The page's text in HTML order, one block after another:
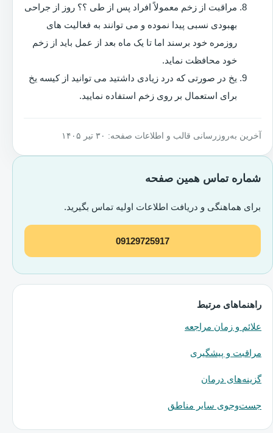
مراقبت از زخم معمولاً افراد پس از طی ؟؟ روز از جراحی
بهبودی نسبی پیدا نموده و می توانند به فعالیت های
روزمره خود برسند اما تا یک ماه بعد از عمل باید از زخم
خود محافظت نماید.
یخ در صورتی که درد زیادی داشتید می توانید از کیسه یخ
برای استعمال بر روی زخم استفاده نمایید.
آخرین به‌روزرسانی قالب و اطلاعات صفحه: ۳۰ تیر ۱۴۰۵
شماره تماس همین صفحه
برای هماهنگی و دریافت اطلاعات اولیه تماس بگیرید.
09129725917
راهنماهای مرتبط
علائم و زمان مراجعه
مراقبت و پیشگیری
گزینه‌های درمان
جست‌وجوی سایر مناطق